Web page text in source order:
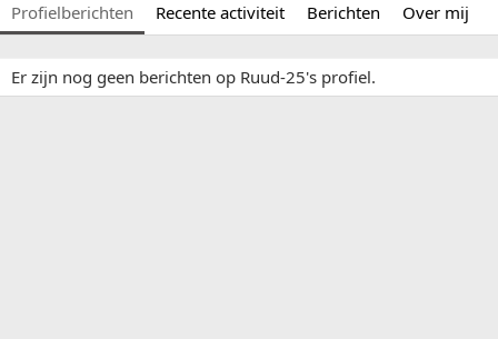
Profielberichten Recente activiteit Berichten Over mij
Er zijn nog geen berichten op Ruud-25's profiel.